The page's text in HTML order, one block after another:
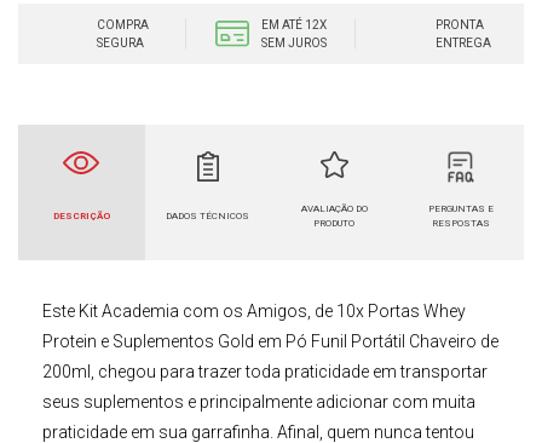
COMPRA
SEGURA
EM ATÉ 12X
SEM JUROS
PRONTA
ENTREGA
DESCRIÇÃO DADOS TÉCNICOS
AVALIAÇÃO DO
PRODUTO
PERGUNTAS E
RESPOSTAS
Este Kit Academia com os Amigos, de 10x Portas Whey
Protein e Suplementos Gold em Pó Funil Portátil Chaveiro de
200ml
, chegou para trazer toda praticidade em transportar
seus suplementos e principalmente adicionar com muita
praticidade em sua garrafinha. Afinal, quem nunca tentou